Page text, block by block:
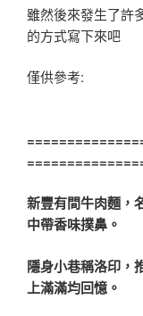
雖然後來發生了許
的方式寫下來吧
僅供參考:
新豐有間牛肉麵，
中帶香味撲鼻。
隱身小巷稱洛印，
上滿滿均回憶。